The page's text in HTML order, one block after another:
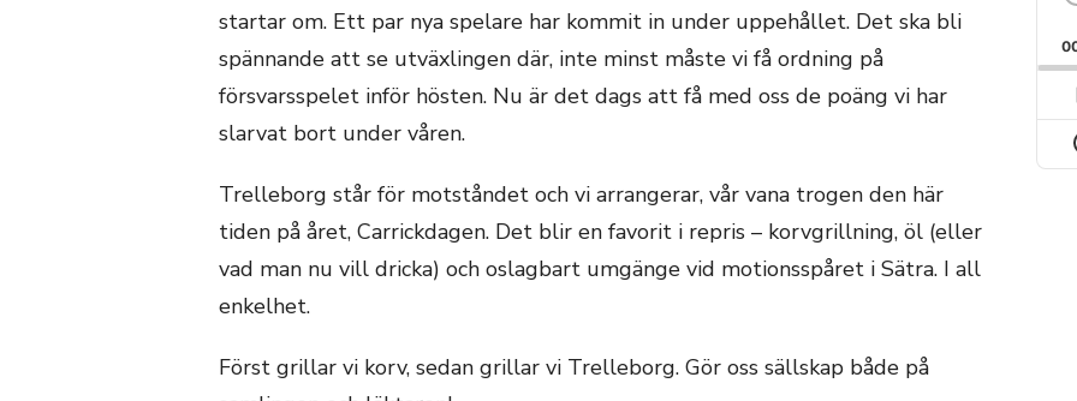
startar om. Ett par nya spelare har kommit in under uppehållet. Det ska bli
spännande att se utväxlingen där, inte minst måste vi få ordning på
försvarsspelet inför hösten. Nu är det dags att få med oss de poäng vi har
slarvat bort under våren.
Trelleborg står för motståndet och vi arrangerar, vår vana trogen den här
tiden på året, Carrickdagen. Det blir en favorit i repris – korvgrillning, öl (eller
vad man nu vill dricka) och oslagbart umgänge vid motionsspåret i Sätra. I all
enkelhet.
Först grillar vi korv, sedan grillar vi Trelleborg. Gör oss sällskap både på